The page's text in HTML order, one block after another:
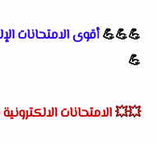
💪💪💪أقوى الامتحانات
💪
💥💥الامتحانات